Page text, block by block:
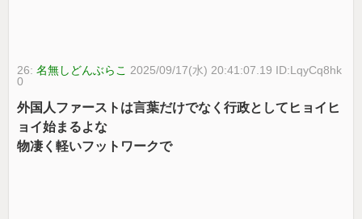
26:名無しどんぶらこ 2025/09/17(水) 20:41:07.19 ID:LqyCq8hk
0
外国人ファーストは言葉だけでなく行政としてヒョイヒ
ョイ始まるよな
物凄く軽いフットワークで